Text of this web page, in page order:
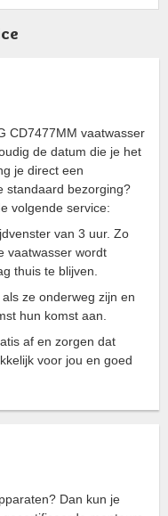
CD7477MM vaatwasser
de datum die je het
je direct een
standaard bezorging?
volgende service:
van 3 uur. Zo
vaatwasser wordt
thuis te blijven.
ze onderweg zijn en
hun komst aan.
af en zorgen dat
voor jou en goed
Dan kun je